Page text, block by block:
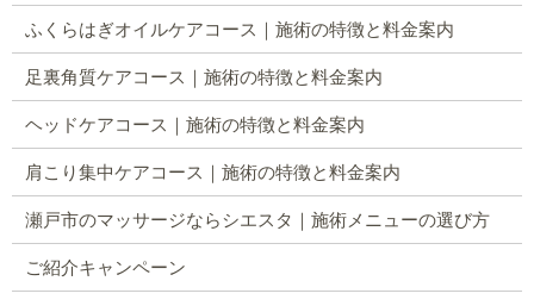
ふくらはぎオイルケアコース｜施術の特徴と料金案内
足裏角質ケアコース｜施術の特徴と料金案内
ヘッドケアコース｜施術の特徴と料金案内
肩こり集中ケアコース｜施術の特徴と料金案内
瀬戸市のマッサージならシエスタ｜施術メニューの選び方
ご紹介キャンペーン